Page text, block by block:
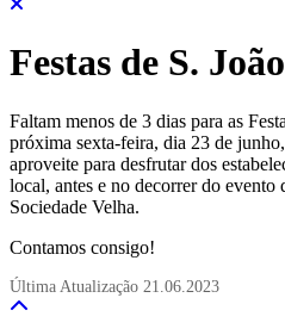
Festas de S.
Faltam menos de 3 dias para as
próxima sexta-feira, dia 23 de
aproveite para desfrutar dos
local, antes e no decorrer do evento
Sociedade Velha.
Contamos consigo!
Última Atualização 21.06.2023